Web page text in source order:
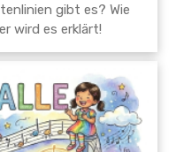
gibt es? Wie
wird es erklärt!